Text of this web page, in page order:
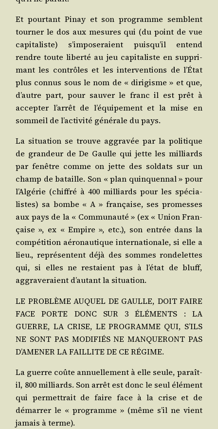
Et pour­tant Pinay et son pro­gramme semblent
tour­ner le dos aux mesures qui (du point de vue
capi­ta­liste) s’im­po­se­raient puis­qu’il entend
rendre toute liber­té au jeu capi­ta­liste en sup­pri­
mant les contrôles et les inter­ven­tions de l’É­tat
plus connus sous le nom de « diri­gisme » et que,
d’autre part, pour sau­ver le franc il est prêt à
accep­ter l’ar­rêt de l’é­qui­pe­ment et la mise en
som­meil de l’ac­ti­vi­té géné­rale du pays.
La situa­tion se trouve aggra­vée par la poli­tique
de gran­deur de De Gaulle qui jette les mil­liards
par fenêtre comme on jette des sol­dats sur un
champ de bataille. Son « plan quin­quen­nal » pour
l’Al­gé­rie (chif­fré à 400 mil­liards pour les spé­cia­
listes) sa bombe « A » fran­çaise, ses pro­messes
aux pays de la « Com­mu­nau­té » (ex « Union Fran­
çaise », ex « Empire », etc.), son entrée dans la
com­pé­ti­tion aéro­nau­tique inter­na­tio­nale, si elle a
lieu., repré­sentent déjà des sommes ron­de­lettes
qui, si elles ne res­taient pas à l’é­tat de bluff,
aggra­ve­raient d’au­tant la situation.
LE PROBLÈME AUQUEL DE GAULLE, DOIT FAIRE
FACE PORTE DONC SUR 3 ÉLÉMENTS : LA
GUERRE, LA CRISE, LE PROGRAMME QUI, S’ILS
NE SONT PAS MODIFIÉS NE MANQUERONT PAS
D’AMENER LA FAILLITE DE CE RÉGIME.
La guerre coûte annuel­le­ment à elle seule, paraît-
il, 800 mil­liards. Son arrêt est donc le seul élé­ment
qui per­met­trait de faire face à la crise et de
démar­rer le « pro­gramme » (même s’il ne vient
jamais à terme).